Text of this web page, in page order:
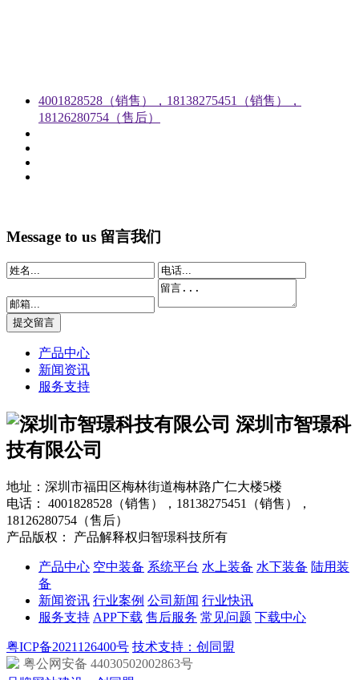
4001828528（销售），18138275451（销售），
18126280754（售后）
Message to us 留言我们
产品中心
新闻资讯
服务支持
深圳市智璟科
技有限公司
地址：深圳市福田区梅林街道梅林路广仁大楼5楼
电话： 4001828528（销售），18138275451（销售），
18126280754（售后）
产品版权： 产品解释权归智璟科技所有
产品中心 空中装备 系统平台 水上装备 水下装备 陆用装
备
新闻资讯 行业案例 公司新闻 行业快讯
服务支持 APP下载 售后服务 常见问题 下载中心
粤ICP备2021126400号 技术支持：创同盟
粤公网安备 44030502002863号